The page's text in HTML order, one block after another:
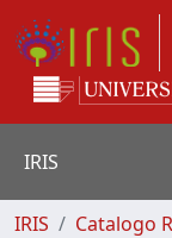
IRIS
IRIS Catalogo